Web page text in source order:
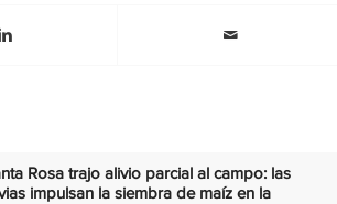
Rosa trajo alivio parcial al campo: las
impulsan la siembra de maíz en la